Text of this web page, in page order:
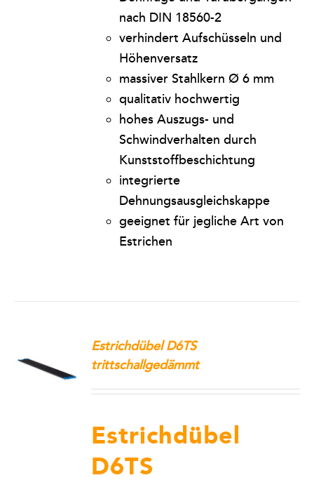
nach DIN 18560-2
verhindert Aufschüsseln und
Höhenversatz
massiver Stahlkern Ø 6 mm
qualitativ hochwertig
hohes Auszugs- und
Schwindverhalten durch
Kunststoffbeschichtung
integrierte
Dehnungsausgleichskappe
geeignet für jegliche Art von
Estrichen
Estrichdübel D6TS
trittschallgedämmt
Estrichdübel
D6TS